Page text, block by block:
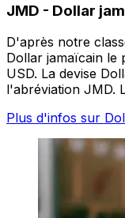
JMD - Dollar
D'après notre
Dollar jamaïcain le
USD. La devise
l'abréviation JMD.
Plus d'infos sur